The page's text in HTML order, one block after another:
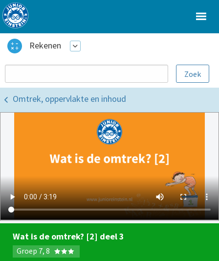
Rekenen
Omtrek, oppervlakte en inhoud
Wat is de omtrek? [2] deel 3
Groep 7, 8